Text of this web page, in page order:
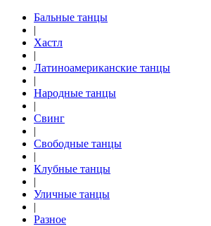
Бальные танцы
|
Хастл
|
Латиноамериканские танцы
|
Народные танцы
|
Свинг
|
Свободные танцы
|
Клубные танцы
|
Уличные танцы
|
Разное